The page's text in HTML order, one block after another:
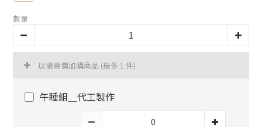
數量
以優惠價加購商品 (最多 1 件)
午睡組＿代工製作